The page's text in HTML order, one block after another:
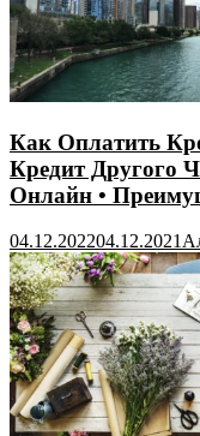
Как Оплатить
Кредит Другого
Онлайн •
04.12.202204.12.2021